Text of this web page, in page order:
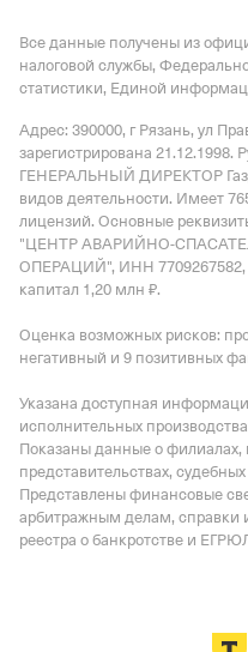
Все данные получены из
налоговой службы,
статистики, Единой
Адрес: 390000, г Рязань, ул
зарегистрирована 21.12.1998.
ГЕНЕРАЛЬНЫЙ ДИРЕКТОР
видов деятельности. Имеет
лицензий. Основные
"ЦЕНТР АВАРИЙНО-
ОПЕРАЦИЙ", ИНН 7709267582,
капитал 1,20 млн ₽.
Оценка возможных рисков:
негативный и 9 позитивных
Указана доступная
исполнительных
Показаны данные о филиалах,
представительствах,
Представлены финансовые
арбитражным делам, справки
реестра о банкротстве и